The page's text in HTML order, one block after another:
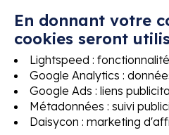
En donnant votre
cookies seront
Lightspeed :
Google Analytics :
Google Ads : liens
Métadonnées : suivi
Daisycon : marketing